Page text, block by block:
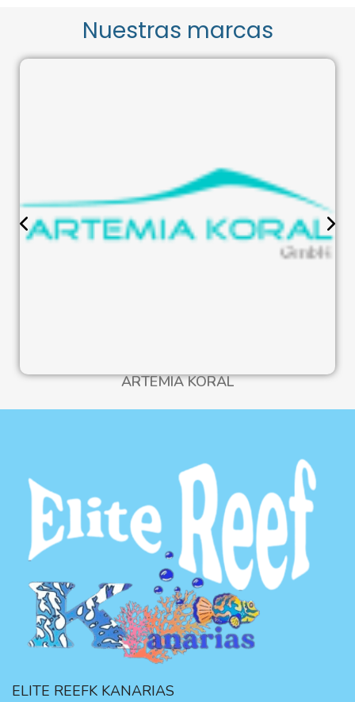
Nuestras marcas
ARTEMIA KORAL
ELITE REEFK KANARIAS